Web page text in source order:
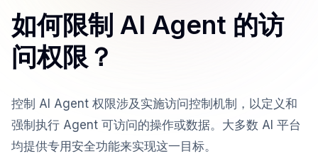
如何限制 AI Agent 的访
问权限？
控制 AI Agent 权限涉及实施访问控制机制，以定义和
强制执行 Agent 可访问的操作或数据。大多数 AI 平台
均提供专用安全功能来实现这一目标。